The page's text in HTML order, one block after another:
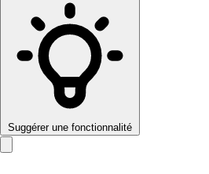
Suggérer une fonctionnalité